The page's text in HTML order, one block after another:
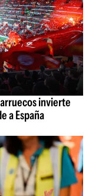
invierte
a España